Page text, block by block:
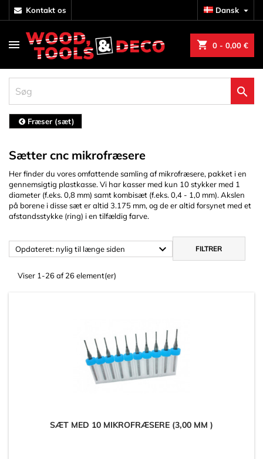
kontakt os Dansk 
shopping_cart 0 - 0,00 €

Fræser (sæt)
Sætter cnc mikrofræsere
Her finder du vores omfattende samling af mikrofræsere, pakket i en
gennemsigtig plastkasse. Vi har kasser med kun 10 stykker med 1
diameter (f.eks. 0,8 mm) samt kombisæt (f.eks. 0,4 - 1,0 mm). Akslen
på borene i disse sæt er altid 3.175 mm, og de er altid forsynet med et
afstandsstykke (ring) i en tilfældig farve.
Opdateret: nylig til længe siden  FILTRER
Viser 1-26 af 26 element(er)
SÆT MED 10 MIKROFRÆSERE (3,00 MM )